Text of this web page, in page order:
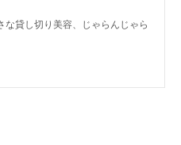
な貸し切り美容、じゃらんじゃら